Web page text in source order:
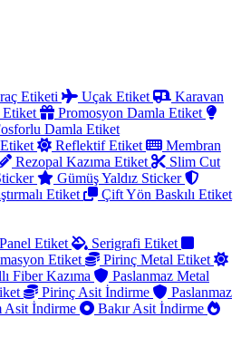
Etiketi Uçak Etiket
Karavan
Etiket
Promosyon Damla Etiket
Damla Etiket
Reflektif Etiket
Membran
Rezopal Kazıma Etiket
Slim Cut
Gümüş Yaldız Sticker
Etiket
Çift Yön Baskılı Etiket
Etiket
Serigrafi Etiket
Etiket
Pirinç Metal Etiket
Fiber Kazıma
Paslanmaz Metal
Pirinç Asit İndirme
Paslanmaz
Asit İndirme
Bakır Asit İndirme